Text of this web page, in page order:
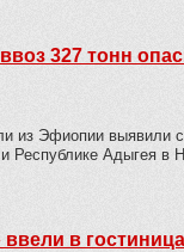
327 тонн
из Эфиопии выявили
Республике Адыгея в
в